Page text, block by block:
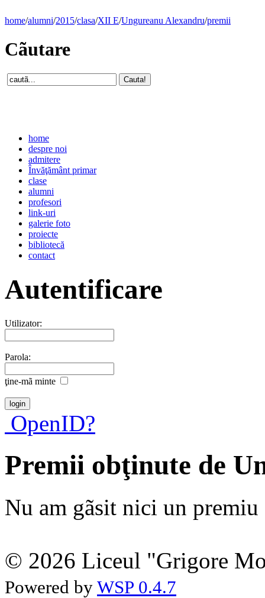
home/alumni/2015/clasa/XII E/Ungureanu Alexandru/premii
Cãutare
home
despre noi
admitere
Învăţământ primar
clase
alumni
profesori
link-uri
galerie foto
proiecte
bibliotecă
contact
Autentificare
Utilizator:
Parola:
ţine-mã minte
OpenID?
Premii obţinute de
Nu am gãsit nici un premiu
© 2026 Liceul "Grigore
Powered by WSP 0.4.7